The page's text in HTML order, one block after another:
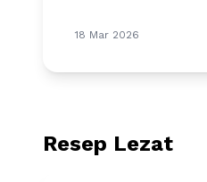
18 Mar 2026
Resep Lezat